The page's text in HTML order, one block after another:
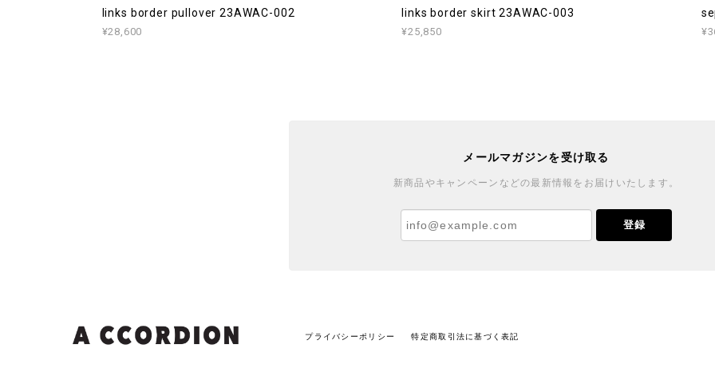
links border pullover 23AWAC-002
¥28,600
links border skirt 23AWAC-003
¥25,850
メールマガジンを受け取る
新商品やキャンペーンなどの最新情報をお届けいたします。
登録
プライバシーポリシー 特定商取引法に基づく表記